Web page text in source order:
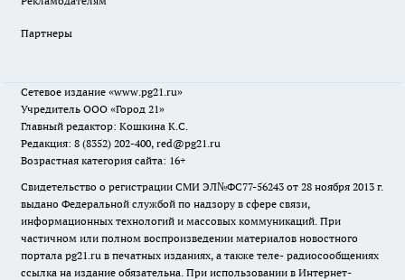
Партнеры
Сетевое издание «www.pg21.ru»
Учредитель ООО «Город 21»
Главный редактор: Кошкина К.С.
Редакция: 8 (8352) 202-400, red@pg21.ru
Возрастная категория сайта: 16+
Свидетельство о регистрации СМИ ЭЛ№ФС77-56243 от 28 ноября 2013 г.
выдано Федеральной службой по надзору в сфере связи,
информационных технологий и массовых коммуникаций. При
частичном или полном воспроизведении материалов новостного
портала pg21.ru в печатных изданиях, а также теле- радиосообщениях
ссылка на издание обязательна. При использовании в Интернет-